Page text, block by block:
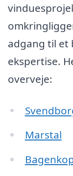
adgang til et
ekspertise.
overveje:
Marstal